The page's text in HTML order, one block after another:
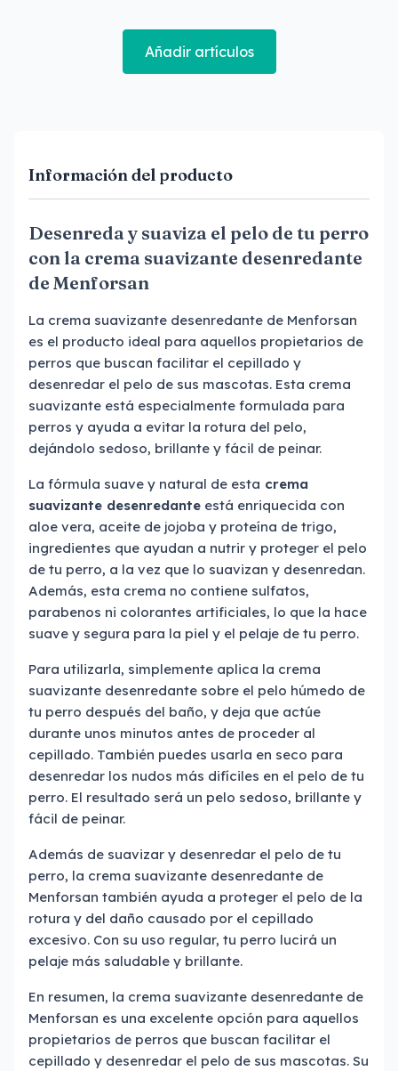
Añadir artículos
Información del producto
Desenreda y suaviza el pelo de tu perro
con la crema suavizante desenredante
de Menforsan
La crema suavizante desenredante de Menforsan
es el producto ideal para aquellos propietarios de
perros que buscan facilitar el cepillado y
desenredar el pelo de sus mascotas. Esta crema
suavizante está especialmente formulada para
perros y ayuda a evitar la rotura del pelo,
dejándolo sedoso, brillante y fácil de peinar.
La fórmula suave y natural de esta crema
suavizante desenredante está enriquecida con
aloe vera, aceite de jojoba y proteína de trigo,
ingredientes que ayudan a nutrir y proteger el pelo
de tu perro, a la vez que lo suavizan y desenredan.
Además, esta crema no contiene sulfatos,
parabenos ni colorantes artificiales, lo que la hace
suave y segura para la piel y el pelaje de tu perro.
Para utilizarla, simplemente aplica la crema
suavizante desenredante sobre el pelo húmedo de
tu perro después del baño, y deja que actúe
durante unos minutos antes de proceder al
cepillado. También puedes usarla en seco para
desenredar los nudos más difíciles en el pelo de tu
perro. El resultado será un pelo sedoso, brillante y
fácil de peinar.
Además de suavizar y desenredar el pelo de tu
perro, la crema suavizante desenredante de
Menforsan también ayuda a proteger el pelo de la
rotura y del daño causado por el cepillado
excesivo. Con su uso regular, tu perro lucirá un
pelaje más saludable y brillante.
En resumen, la crema suavizante desenredante de
Menforsan es una excelente opción para aquellos
propietarios de perros que buscan facilitar el
cepillado y desenredar el pelo de sus mascotas. Su